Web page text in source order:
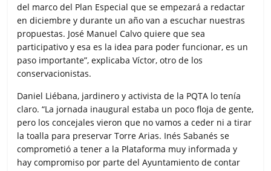
del marco del Plan Especial que se empezará a redactar
en diciembre y durante un año van a escuchar nuestras
propuestas. José Manuel Calvo quiere que sea
participativo y esa es la idea para poder funcionar, es un
paso importante”, explicaba Víctor, otro de los
conservacionistas.
Daniel Liébana, jardinero y activista de la PQTA lo tenía
claro. “La jornada inaugural estaba un poco floja de gente,
pero los concejales vieron que no vamos a ceder ni a tirar
la toalla para preservar Torre Arias. Inés Sabanés se
comprometió a tener a la Plataforma muy informada y
hay compromiso por parte del Ayuntamiento de contar